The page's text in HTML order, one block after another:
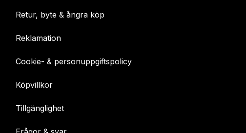
Retur, byte & ångra köp
Reklamation
Cookie- & personuppgiftspolicy
Köpvillkor
Tillgänglighet